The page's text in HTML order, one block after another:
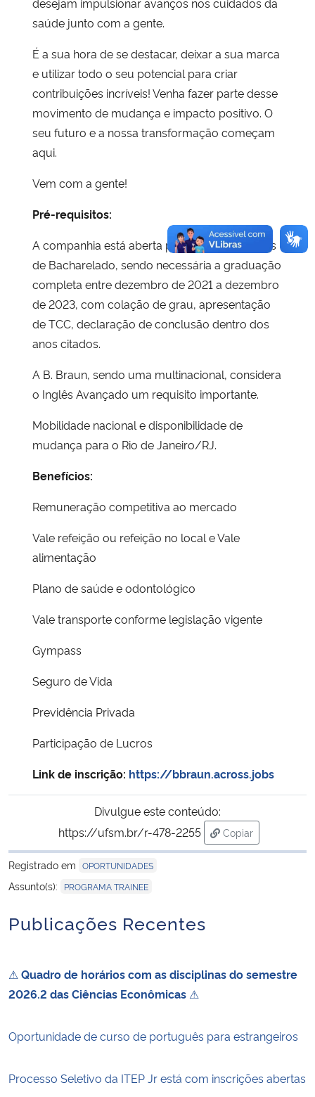
saúde junto com a gente.
É a sua hora de se destacar, deixar a sua marca
e utilizar todo o seu potencial para criar
contribuições incríveis! Venha fazer parte desse
movimento de mudança e impacto positivo. O
seu futuro e a nossa transformação começam
aqui.
Vem com a gente!
Pré-requisitos:
A companhia está aberta para todos os cursos
de Bacharelado, sendo necessária a graduação
completa entre dezembro de 2021 a dezembro
de 2023, com colação de grau, apresentação
de TCC, declaração de conclusão dentro dos
anos citados.
A B. Braun, sendo uma multinacional, considera
o Inglês Avançado um requisito importante.
Mobilidade nacional e disponibilidade de
mudança para o Rio de Janeiro/RJ.
Benefícios:
Remuneração competitiva ao mercado
Vale refeição ou refeição no local e Vale
alimentação
Plano de saúde e odontológico
Vale transporte conforme legislação vigente
Gympass
Seguro de Vida
Previdência Privada
Participação de Lucros
Link de inscrição: https://bbraun.across.jobs
Divulgue este conteúdo:
https://ufsm.br/r-478-2255
Copiar
para área de
Registrado em OPORTUNIDADES
Assunto(s): PROGRAMA TRAINEE
Publicações Recentes
⚠ Quadro de horários com as disciplinas do semestre
2026.2 das Ciências Econômicas ⚠
Oportunidade de curso de português para estrangeiros
Processo Seletivo da ITEP Jr está com inscrições abertas